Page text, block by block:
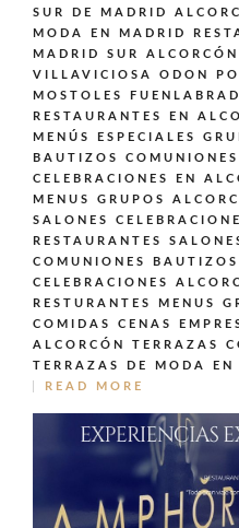
SUR DE MADRID
MODA EN MADRID
MADRID SUR
VILLAVICIOSA ODON
MOSTOLES
RESTAURANTES EN
MENÚS ESPECIALES
BAUTIZOS
CELEBRACIONES EN
MENUS GRUPOS
SALONES
RESTAURANTES
COMUNIONES
CELEBRACIONES
RESTURANTES MENUS
COMIDAS CENAS
ALCORCÓN
TERRAZAS
TERRAZAS DE MODA EN
READ MORE